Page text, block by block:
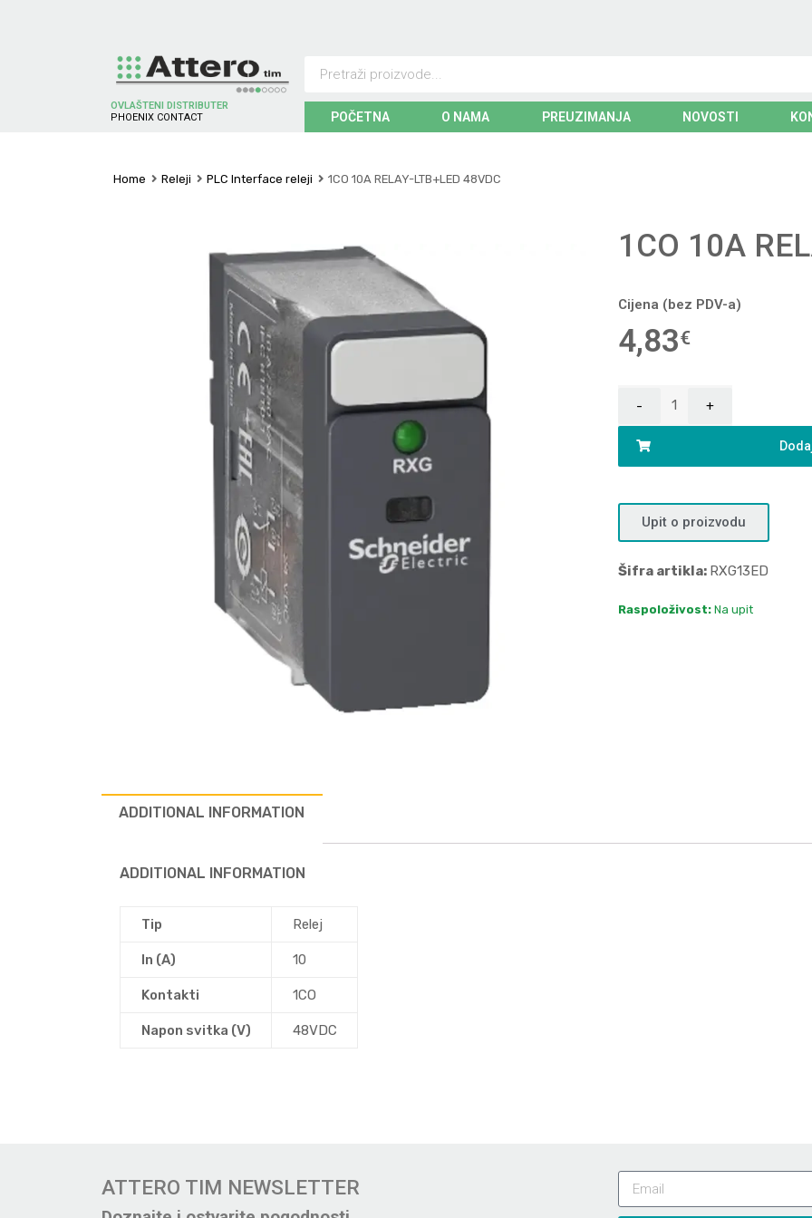
OVLAŠTENI DISTRIBUTER
P H O EN X CO NTACT POČETNA O NAMA PREUZIMANJA NOVOSTI
Home Releji PLC Interface releji 1CO 10A RELAY-LTB+LED 48VDC
1CO 10A
Cijena (bez PDV-a)
4,83€
Upit o proizvodu
Šifra artikla: RXG13ED
Raspoloživost: Na upit
ADDITIONAL INFORMATION
ADDITIONAL INFORMATION
Tip Relej
In (A) 10
Kontakti 1CO
Napon svitka (V) 48VDC
ATTERO TIM NEWSLETTER